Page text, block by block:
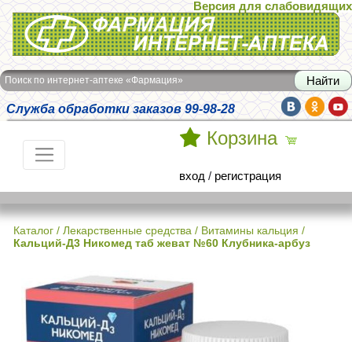
Интернет-аптека Фармация
Версия для слабовидящих
Поиск по интернет-аптеке «Фармация»
Служба обработки заказов 99-98-28
Корзина
вход / регистрация
Каталог / Лекарственные средства / Витамины кальция /
Кальций-Д3 Никомед таб жеват №60 Клубника-арбуз